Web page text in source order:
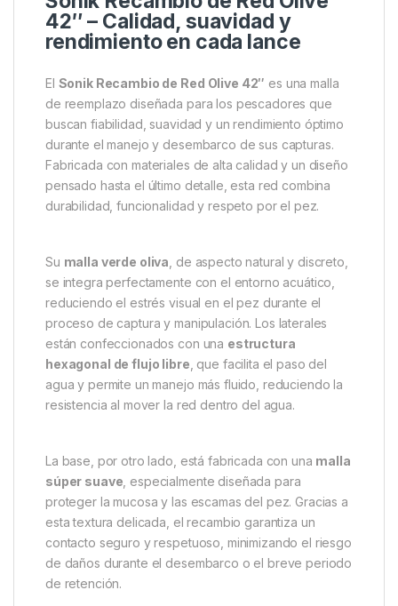
Descripción Specification
Sonik Recambio de Red Olive
rendimiento en cada lance
ElSonik Recambio de Red Olive 42″es una malla
de reemplazo diseñada para los pescadores que
buscan fiabilidad, suavidad y un rendimiento óptimo
durante el manejo y desembarco de sus capturas.
Fabricada con materiales de alta calidad y un diseño
pensado hasta el último detalle, esta red combina
Sumalla verde oliva, de aspecto natural y discreto,
se integra perfectamente con el entorno acuático,
reduciendo el estrés visual en el pez durante el
proceso de captura y manipulación. Los laterales
están confeccionados con unaestructura
hexagonal de flujo libre